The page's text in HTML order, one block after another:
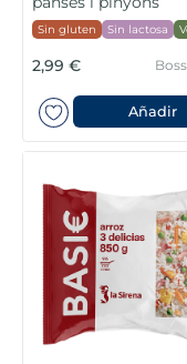
Sin gluten Sin lactosa
2,99 €
Añadir